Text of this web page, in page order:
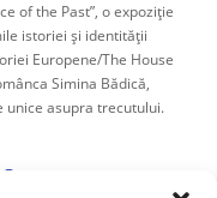
of the Past”, o expoziție
istoriei și identității
Europene/The House
Simina Bădică,
unice asupra trecutului.